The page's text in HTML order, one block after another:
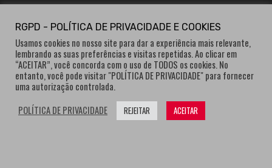
e-newvation tem o patrocínio do “Produto do
Ano”, o prémio de inovação atribuído por
consumidores.
RGPD - POLÍTICA DE PRIVACIDADE E COOKIES
Usamos cookies no nosso site para dar a experiência mais relevante,
lembrando as suas preferências e visitas repetidas. Ao clicar em
“ACEITAR”, você concorda com o uso de TODOS os cookies. No
entanto, você pode visitar "POLÍTICA DE PRIVACIDADE" para fornecer
uma autorização controlada.
POLÍTICA DE PRIVACIDADE
REJEITAR ACEITAR